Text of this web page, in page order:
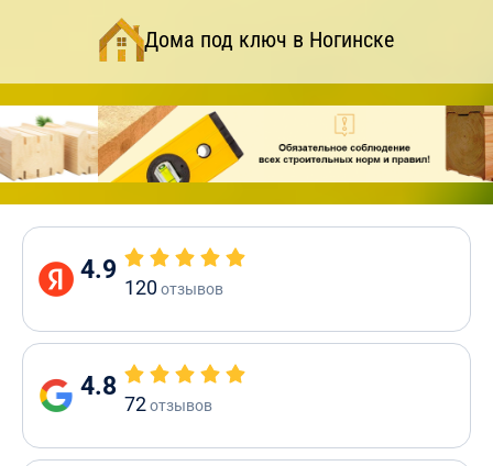
Дома под ключ в Ногинске
4.9
120отзывов
4.8
72отзывов